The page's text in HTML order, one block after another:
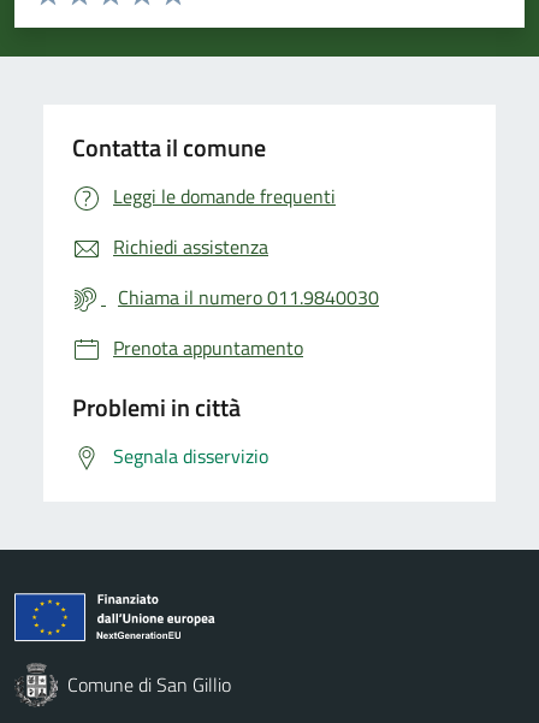
Valuta 5 stelle su 5
Valuta 4 stelle su 5
Valuta 3 stelle su 5
Valuta 2 stelle su 5
Valuta 1 stelle su 5
Contatta il comune
Leggi le domande frequenti
Richiedi assistenza
Chiama il numero 011.9840030
Prenota appuntamento
Problemi in città
Segnala disservizio
Comune di San Gillio